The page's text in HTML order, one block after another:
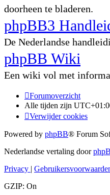
doorheen te bladeren.
phpBB3
De Nederlandse
phpBB Wiki
Een wiki vol met
Forumoverzicht
Alle tijden zijn
Verwijder cookies
Powered by phpBB® Forum
Nederlandse vertaling door
Privacy |
GZIP: On